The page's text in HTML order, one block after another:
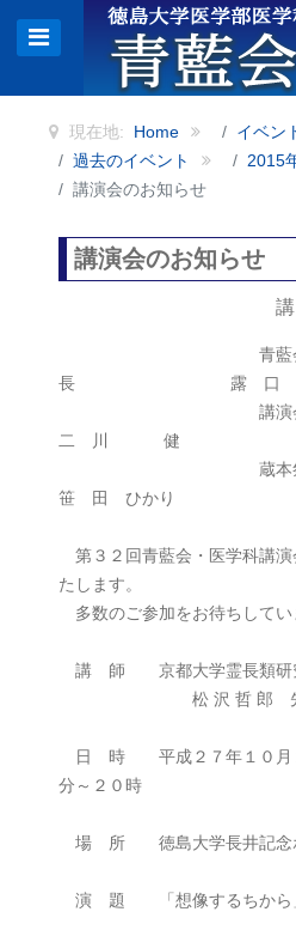
現在地: Home
イベン
過去のイベント
2015
講演会のお知らせ
講演会のお知らせ
青藍会
長 露 口
講演会実
二 川 健
蔵本祭学術
笹 田 ひかり
第３２回青藍会・医学科講演
たします。
多数のご参加をお待ちしてい
講 師 京都大学霊長類研
松 沢 哲 郎 先
日 時 平成２７年１０月２
分～２０時
場 所 徳島大学長井記念
演 題 「想像するちから